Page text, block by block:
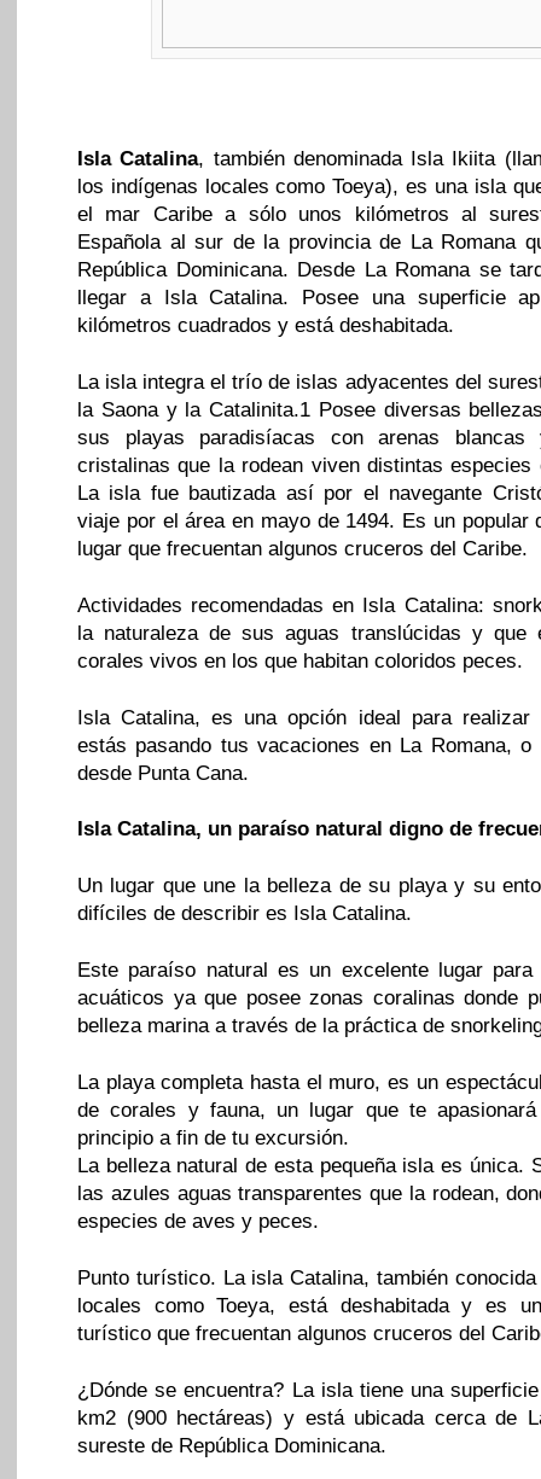
Isla Catalina, también denominada Isla Ikiita
los indígenas locales como Toeya), es una isla
el mar Caribe a sólo unos kilómetros al
Española al sur de la provincia de La Romana
República Dominicana. Desde La Romana se
llegar a Isla Catalina. Posee una superficie
kilómetros cuadrados y está deshabitada.
La isla integra el trío de islas adyacentes del
la Saona y la Catalinita.1​ Posee diversas
sus playas paradisíacas con arenas
cristalinas que la rodean viven distintas
La isla fue bautizada así por el navegante
viaje por el área en mayo de 1494. Es un popular
lugar que frecuentan algunos cruceros del Caribe.
Actividades recomendadas en Isla Catalina:
la naturaleza de sus aguas translúcidas y que
corales vivos en los que habitan coloridos peces.
Isla Catalina, es una opción ideal para realizar
estás pasando tus vacaciones en La Romana, o
desde Punta Cana.
Isla Catalina, un paraíso natural digno de
Un lugar que une la belleza de su playa y su
difíciles de describir es Isla Catalina.
Este paraíso natural es un excelente lugar para
acuáticos ya que posee zonas coralinas donde
belleza marina a través de la práctica de
La playa completa hasta el muro, es un
de corales y fauna, un lugar que te
principio a fin de tu excursión.
La belleza natural de esta pequeña isla es única.
las azules aguas transparentes que la rodean,
especies de aves y peces.
Punto turístico. La isla Catalina, también
locales como Toeya, está deshabitada y es
turístico que frecuentan algunos cruceros del
¿Dónde se encuentra? La isla tiene una
km2 (900 hectáreas) y está ubicada cerca de
sureste de República Dominicana.